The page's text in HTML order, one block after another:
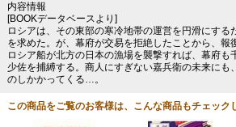
内容情報
[BOOKデータベースより]
ロシアは、その東部の寒冷地帯の運営を円滑にする
を求めた。が、幕府が交易を拒絶したことから、報
ロシア船が北方の日本の漁場を襲撃すれば、幕府も
少佐を捕縛する。商人にすぎない嘉兵衛の未来にも
のしかかってくる…。
この商品をご覧のお客様は、こんな商品もチェック